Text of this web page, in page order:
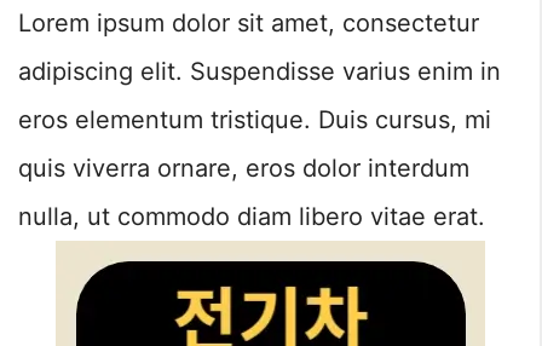
Lorem ipsum dolor sit amet, consectetur
adipiscing elit. Suspendisse varius enim in
eros elementum tristique. Duis cursus, mi
quis viverra ornare, eros dolor interdum
nulla, ut commodo diam libero vitae erat.